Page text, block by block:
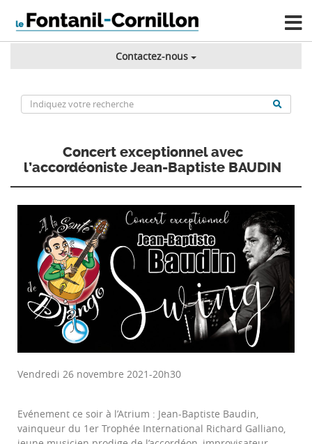
Contactez-nous
Concert exceptionnel avec
l’accordéoniste Jean-Baptiste BAUDIN
Vendredi 26 novembre 2021-20h30
Evénement ce soir à l’Atrium : Jean-Baptiste Baudin,
vainqueur du 1er Trophée International Richard Galliano,